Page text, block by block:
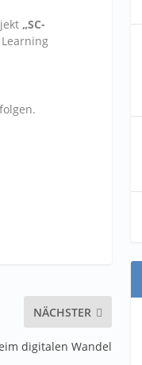
„SC-
NÄCHSTER
digitalen Wandel